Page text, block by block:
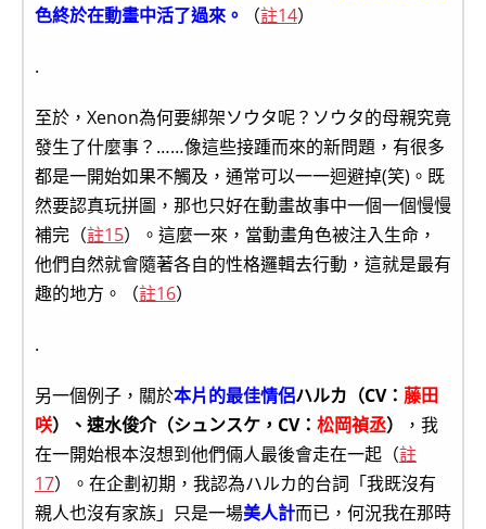
色終於在動畫中活了過來。
（註14）
.
至於，Xenon為何要綁架ソウタ呢？ソウタ的母親究竟
發生了什麼事？……像這些接踵而來的新問題，有很多
都是一開始如果不觸及，通常可以一一迴避掉(笑)。既
然要認真玩拼圖，那也只好在動畫故事中一個一個慢慢
補完（註15）。這麼一來，當動畫角色被注入生命，
他們自然就會隨著各自的性格邏輯去行動，這就是最有
趣的地方。（註16）
.
另一個例子，關於本片的最佳情侶ハルカ（CV： 藤田
咲）、速水俊介（シュンスケ，CV： 松岡禎丞）
，我
在一開始根本沒想到他們倆人最後會走在一起（註
17）。在企劃初期，我認為ハルカ的台詞「我既沒有
親人也沒有家族」只是一場美人計而已，何況我在那時